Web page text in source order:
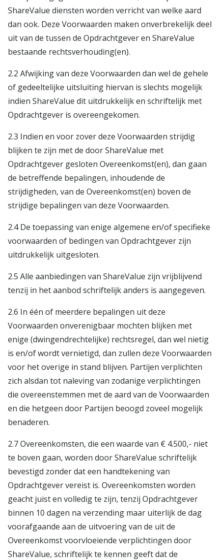
ShareValue diensten worden verricht van welke aard
dan ook. Deze Voorwaarden maken onverbrekelijk deel
uit van de tussen de Opdrachtgever en ShareValue
bestaande rechtsverhouding(en).
2.2 Afwijking van deze Voorwaarden dan wel de gehele
of gedeeltelijke uitsluiting hiervan is slechts mogelijk
indien ShareValue dit uitdrukkelijk en schriftelijk met
Opdrachtgever is overeengekomen.
2.3 Indien en voor zover deze Voorwaarden strijdig
blijken te zijn met de door ShareValue met
Opdrachtgever gesloten Overeenkomst(en), dan gaan
de betreffende bepalingen, inhoudende de
strijdigheden, van de Overeenkomst(en) boven de
strijdige bepalingen van deze Voorwaarden.
2.4 De toepassing van enige algemene en/of specifieke
voorwaarden of bedingen van Opdrachtgever zijn
uitdrukkelijk uitgesloten.
2.5 Alle aanbiedingen van ShareValue zijn vrijblijvend
tenzij in het aanbod schriftelijk anders is aangegeven.
2.6 In één of meerdere bepalingen uit deze
Voorwaarden onverenigbaar mochten blijken met
enige (dwingendrechtelijke) rechtsregel, dan wel nietig
is en/of wordt vernietigd, dan zullen deze Voorwaarden
voor het overige in stand blijven. Partijen verplichten
zich alsdan tot naleving van zodanige verplichtingen
die overeenstemmen met de aard van de Voorwaarden
en die hetgeen door Partijen beoogd zoveel mogelijk
benaderen.
2.7 Overeenkomsten, die een waarde van € 4.500,- niet
te boven gaan, worden door ShareValue schriftelijk
bevestigd zonder dat een handtekening van
Opdrachtgever vereist is. Overeenkomsten worden
geacht juist en volledig te zijn, tenzij Opdrachtgever
binnen 10 dagen na verzending maar uiterlijk de dag
voorafgaande aan de uitvoering van de uit de
Overeenkomst voorvloeiende verplichtingen door
ShareValue, schriftelijk te kennen geeft dat de